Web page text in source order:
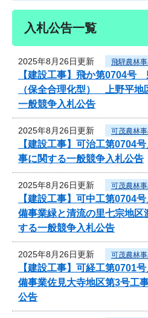
入札公告一覧
2025年8月26日更新 飛騨農林
【建設工事】飛か第0704号
（保全合理化型） 上野平
一般競争入札公告
2025年8月26日更新 可茂農林
【建設工事】可治工第0704
事に関する一般競争入札公告
2025年8月26日更新 可茂農林
【建設工事】可中工第0704
備事業緑と清流の里七宗地区
する一般競争入札公告
2025年8月26日更新 可茂農林
【建設工事】可経工第0701
備事業佐見大寺地区第3号工
公告